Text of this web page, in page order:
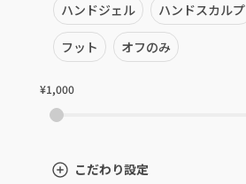
秋田県その他
ハンドジェル ハンドスカルプ
フット オフのみ
¥1,000
こだわり設定